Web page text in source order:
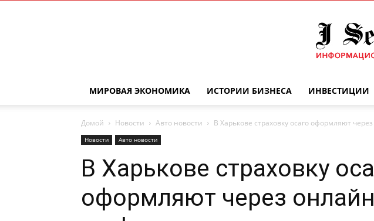
МИРОВАЯ ЭКОНОМИКА ИСТОРИИ БИЗНЕСА ИНВЕСТИЦИИ
Домой Новости Авто новости В Харькове страховку осаго оформляют
Новости Авто новости
В Харькове страховку
оформляют через